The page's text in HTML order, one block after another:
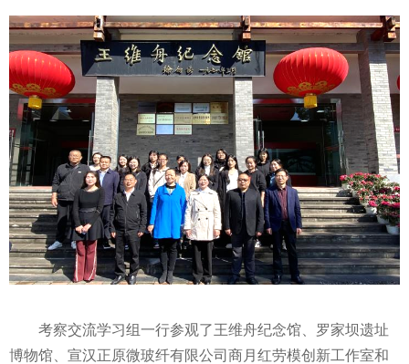
考察交流学习组一行参观了王维舟纪念馆、罗家坝遗址
博物馆、宣汉正原微玻纤有限公司商月红劳模创新工作室和